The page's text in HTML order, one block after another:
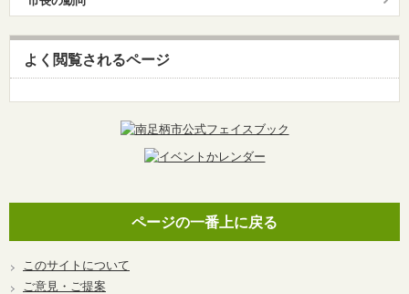
よく閲覧されるページ
ページの一番上に戻る
このサイトについて
ご意見・ご提案